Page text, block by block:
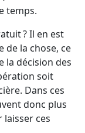
temps.
? Il en est
de la chose, ce
la décision des
soit
Dans ces
donc plus
ces